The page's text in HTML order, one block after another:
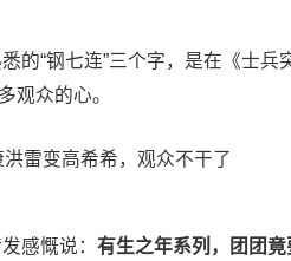
的“钢七连”三个字，是在《士兵
观众的心。
感慨说： 有生之年系列，团团竟